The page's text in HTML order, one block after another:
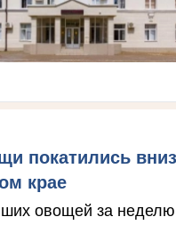
покатились
крае
овощей за